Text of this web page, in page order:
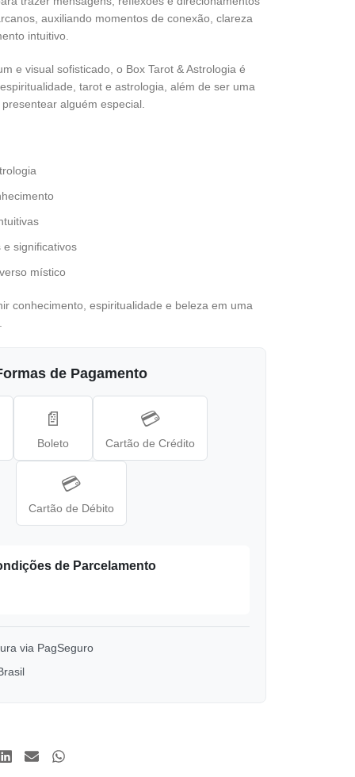
auxiliando momentos de conexão, clareza
intuitivo.
e visual sofisticado, o Box Tarot & Astrologia é
tarot e astrologia, além de ser uma
alguém especial.
e significativos
místico
conhecimento, espiritualidade e beleza em uma
de Pagamento
📄
Boleto
💳
Cartão de Crédito
💳
Cartão de Débito
de Parcelamento
via PagSeguro